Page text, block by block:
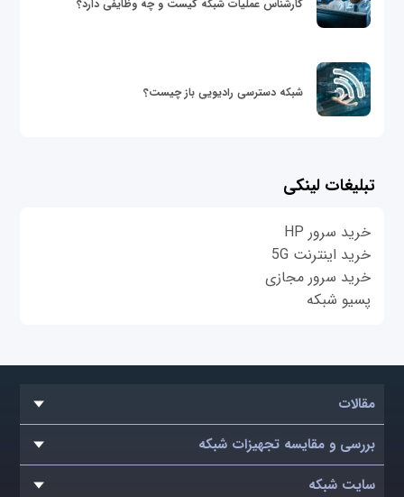
کارشناس عملیات شبکه کیست و چه وظایفی دارد؟
شبکه دسترسی رادیویی باز چیست؟
تبلیغات لینکی
خرید سرور HP
خرید اینترنت 5G
خرید سرور مجازی
پسیو شبکه
مقالات
بررسی و مقایسه تجهیزات شبکه
سایت شبکه